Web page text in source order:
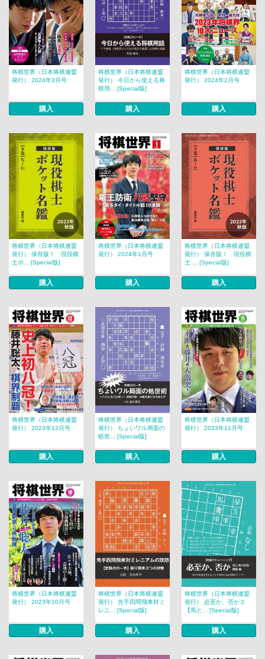
将棋世界（日本将棋連盟
発行） 2024年3月号
購入
将棋世界（日本将棋連盟
発行） 今日から使える将
棋用... [Special版]
購入
将棋世界（日本将棋連盟
発行） 2024年2月号
購入
将棋世界（日本将棋連盟
発行） 保存版！ 現役棋
士ポ... [Special版]
購入
将棋世界（日本将棋連盟
発行） 2024年1月号
購入
将棋世界（日本将棋連盟
発行） 保存版！ 現役棋
士 ... [Special版]
購入
将棋世界（日本将棋連盟
発行） 2023年12月号
購入
将棋世界（日本将棋連盟
発行） ちょいワル局面の
処世... [Special版]
購入
将棋世界（日本将棋連盟
発行） 2023年11月号
購入
将棋世界（日本将棋連盟
発行） 2023年10月号
購入
将棋世界（日本将棋連盟
発行） 先手四間飛車対ミ
レニ... [Special版]
購入
将棋世界（日本将棋連盟
発行） 必至か、否か２
【馬と... [Special版]
購入